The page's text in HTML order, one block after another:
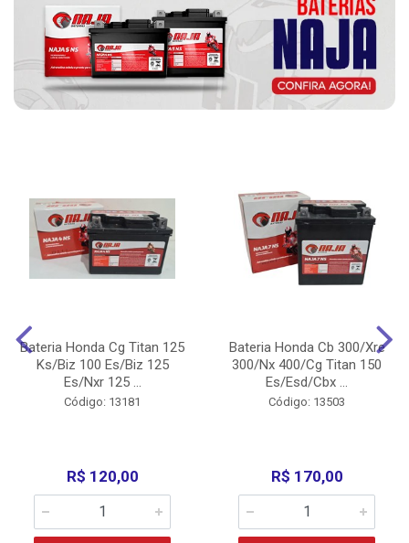
Bateria Honda Cg Titan 125
Ks/Biz 100 Es/Biz 125
Es/Nxr 125 ...
Código: 13181
R$ 120,00
Bateria Honda Cb 300/Xre
300/Nx 400/Cg Titan 150
Es/Esd/Cbx ...
Código: 13503
R$ 170,00